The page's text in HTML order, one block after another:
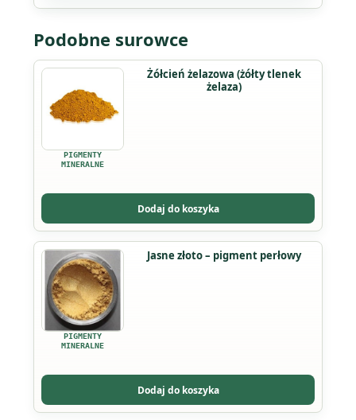
Podobne surowce
PIGMENTY
MINERALNE
Żółcień żelazowa (żółty tlenek
żelaza)
Dodaj do koszyka
Ten
produkt
ma
wiele
wariantów.
Opcje
na
stronie
produktu
PIGMENTY
MINERALNE
Jasne złoto – pigment perłowy
Dodaj do koszyka
Ten
produkt
ma
wiele
wariantów.
Opcje
na